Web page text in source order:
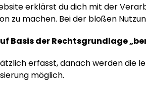
erklärst du dich mit der
zu machen. Bei der bloßen
Basis der Rechtsgrundlage
erfasst, danach werden die
möglich.